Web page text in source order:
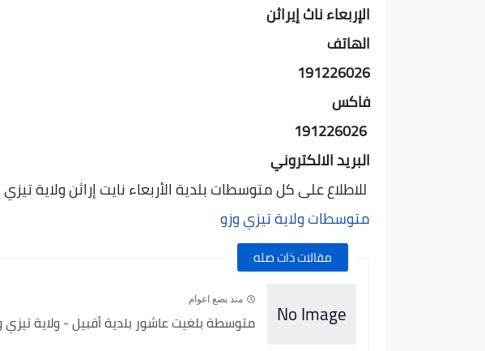
الإربعاء ناث إيراثن
الهاتف
191226026
فاكس
191226026
البريد الالكتروني
للاطلاع على كل متوسطات بلدية الأربعاء نايت إراثن ولاية تيزي
متوسطات ولاية تيزي وزو
مقالات ذات صله
منذ بضع اعوام
متوسطة بلغيت عاشور بلدية أقبيل - ولاية تيزي